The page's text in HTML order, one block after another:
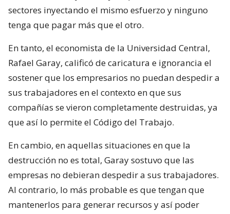
sectores inyectando el mismo esfuerzo y ninguno
tenga que pagar más que el otro.
En tanto, el economista de la Universidad Central,
Rafael Garay, calificó de caricatura e ignorancia el
sostener que los empresarios no puedan despedir a
sus trabajadores en el contexto en que sus
compañías se vieron completamente destruidas, ya
que así lo permite el Código del Trabajo.
En cambio, en aquellas situaciones en que la
destrucción no es total, Garay sostuvo que las
empresas no debieran despedir a sus trabajadores.
Al contrario, lo más probable es que tengan que
mantenerlos para generar recursos y así poder